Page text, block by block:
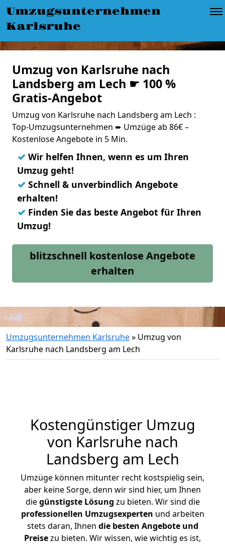
Umzugsunternehmen
Karlsruhe
Umzug von Karlsruhe nach
Landsberg am Lech ☛ 100 %
Gratis-Angebot
Umzug von Karlsruhe nach Landsberg am Lech :
Top-Umzugsunternehmen ➨ Umzüge ab 86€ –
Kostenlose Angebote in 5 Min.
✓ Wir helfen Ihnen, wenn es um Ihren
Umzug geht!
✓ Schnell & unverbindlich Angebote
erhalten!
✓ Finden Sie das beste Angebot für Ihren
Umzug!
blitzschnell kostenlose Angebote
erhalten
Umzugsunternehmen Karlsruhe» Umzug von
Karlsruhe nach Landsberg am Lech
Kostengünstiger Umzug
von Karlsruhe nach
Landsberg am Lech
Umzüge können mitunter recht kostspielig sein,
aber keine Sorge, denn wir sind hier, um Ihnen
diegünstigste Lösung zu bieten. Wir sind die
professionellen Umzugsexperten und arbeiten
stets daran, Ihnen die besten Angebote und
Preisezu bieten. Wir wissen, wie wichtig es ist,